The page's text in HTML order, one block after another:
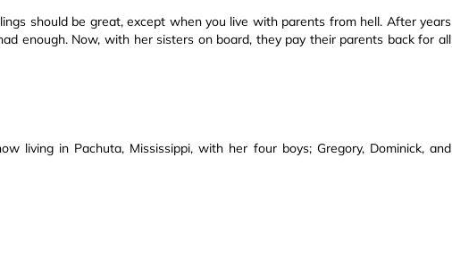
should be great, except when you live with parents from hell. After years
enough. Now, with her sisters on board, they pay their parents back for all
living in Pachuta, Mississippi, with her four boys; Gregory, Dominick, and